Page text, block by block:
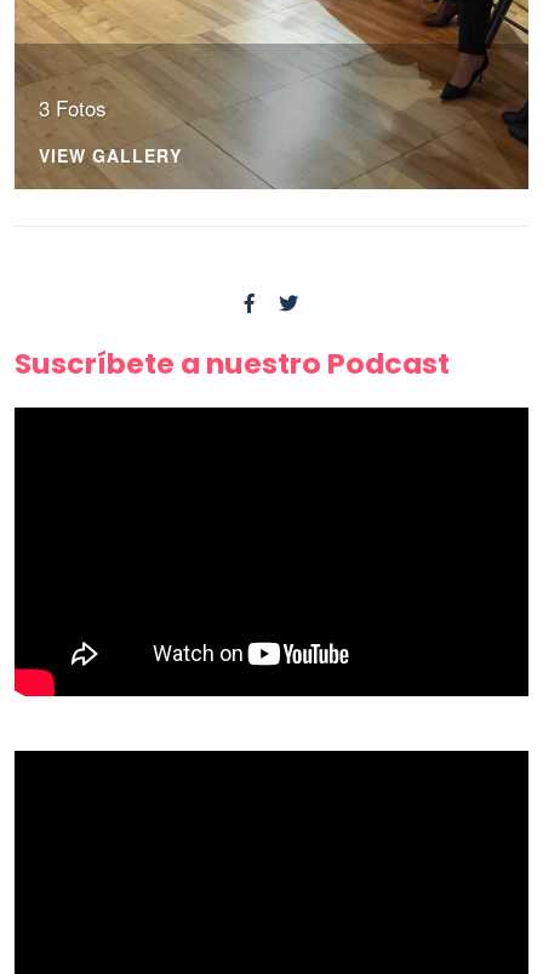
3 Fotos
VIEW GALLERY
Suscríbete a nuestro Podcast